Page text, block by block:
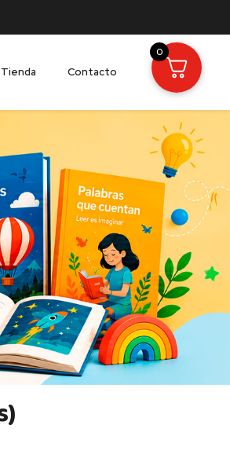
Tienda Contacto
0